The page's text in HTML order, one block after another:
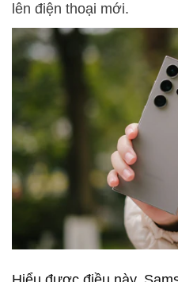
lên điện thoại mới.